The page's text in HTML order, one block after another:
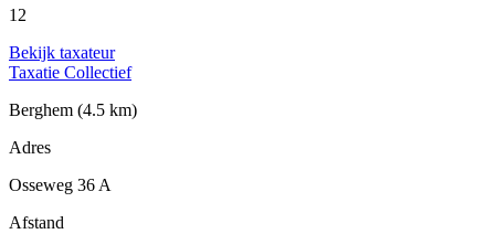
12
Bekijk taxateur
Taxatie Collectief
Berghem (4.5 km)
Adres
Osseweg 36 A
Afstand